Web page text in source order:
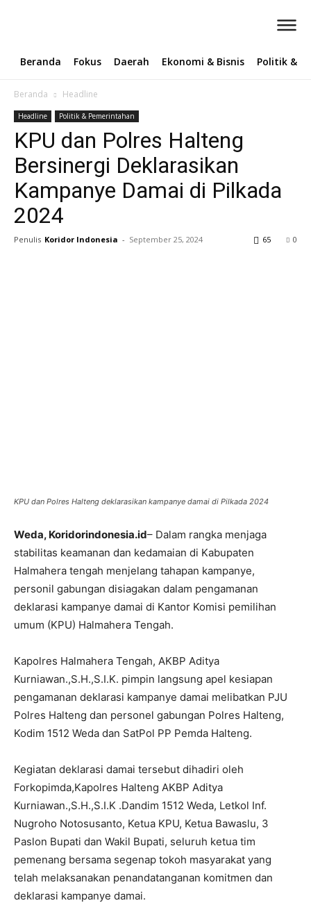
Beranda Fokus Daerah Ekonomi & Bisnis Politik &
Beranda Headline
Headline Politik & Pemerintahan
KPU dan Polres Halteng
Bersinergi Deklarasikan
Kampanye Damai di Pilkada
2024
Penulis Koridor Indonesia - September 25, 2024 0
65
KPU dan Polres Halteng deklarasikan kampanye damai di Pilkada 2024
Weda, Koridorindonesia.id– Dalam rangka menjaga
stabilitas keamanan dan kedamaian di Kabupaten
Halmahera tengah menjelang tahapan kampanye,
personil gabungan disiagakan dalam pengamanan
deklarasi kampanye damai di Kantor Komisi pemilihan
umum (KPU) Halmahera Tengah.
Kapolres Halmahera Tengah, AKBP Aditya
Kurniawan.,S.H.,S.I.K. pimpin langsung apel kesiapan
pengamanan deklarasi kampanye damai melibatkan PJU
Polres Halteng dan personel gabungan Polres Halteng,
Kodim 1512 Weda dan SatPol PP Pemda Halteng.
Kegiatan deklarasi damai tersebut dihadiri oleh
Forkopimda,Kapolres Halteng AKBP Aditya
Kurniawan.,S.H.,S.I.K .Dandim 1512 Weda, Letkol Inf.
Nugroho Notosusanto, Ketua KPU, Ketua Bawaslu, 3
Paslon Bupati dan Wakil Bupati, seluruh ketua tim
pemenang bersama segenap tokoh masyarakat yang
telah melaksanakan penandatanganan komitmen dan
deklarasi kampanye damai.